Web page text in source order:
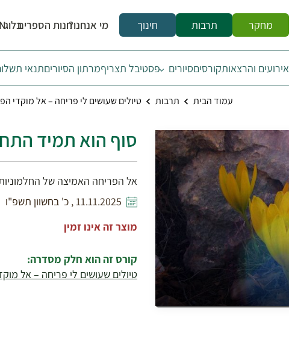
מחקר תרבות חינוך מי אנחנו?חנות הספריםבלוג
אירועים והרצאותקורסיםסיורים פסטיבל תצריףמרתון הסיוריםתנאי
עמוד הבית תרבות טיולים שעושים לי פריחה – אל מוקדי
סוף הוא תמיד
אל הפריחה האמיצה של
11.11.2025 , כ' בחשוון תשפ"ו
מוצר זה אינו זמין
קורס זה הוא חלק מסדרה:
טיולים שעושים לי פריחה – אל